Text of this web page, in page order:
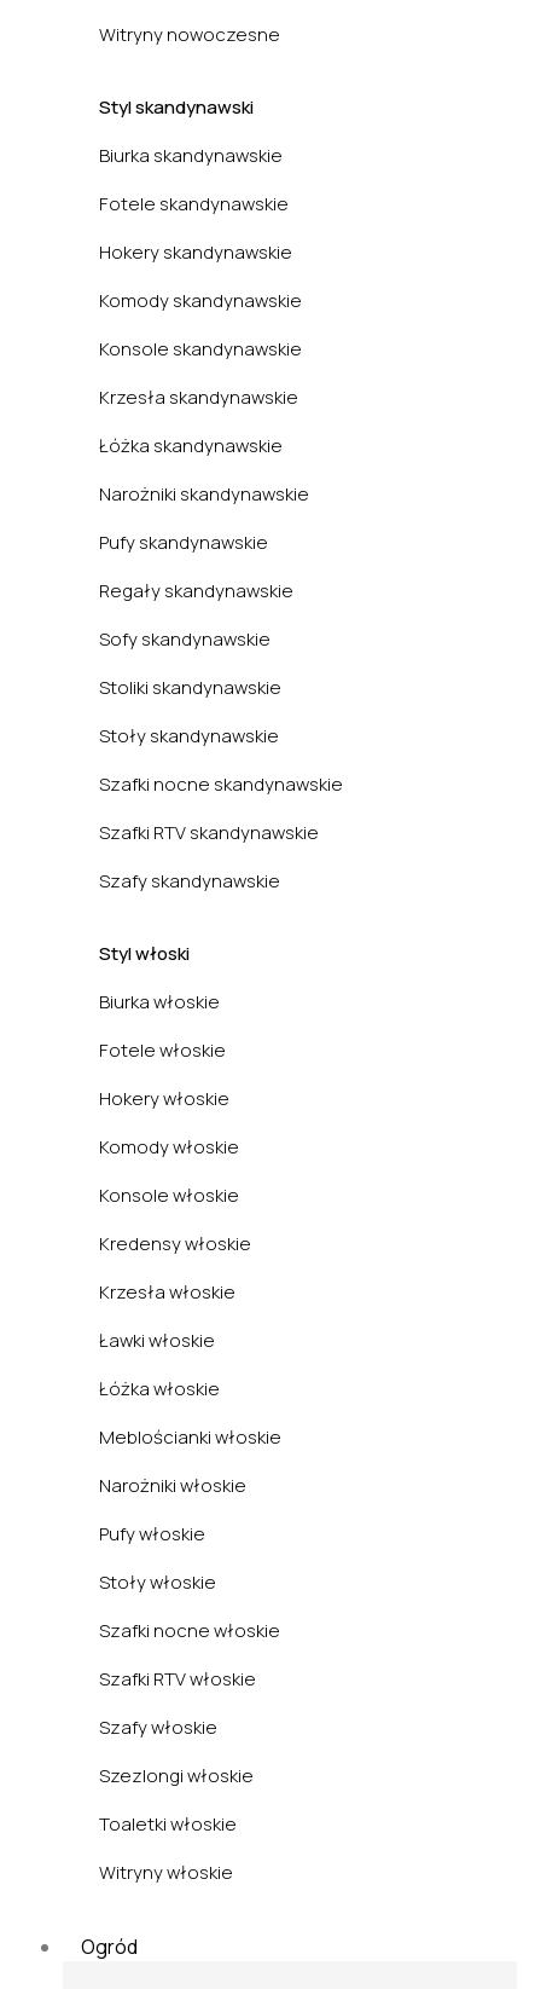
Witryny nowoczesne
Styl skandynawski
Biurka skandynawskie
Fotele skandynawskie
Hokery skandynawskie
Komody skandynawskie
Konsole skandynawskie
Krzesła skandynawskie
Łóżka skandynawskie
Narożniki skandynawskie
Pufy skandynawskie
Regały skandynawskie
Sofy skandynawskie
Stoliki skandynawskie
Stoły skandynawskie
Szafki nocne skandynawskie
Szafki RTV skandynawskie
Szafy skandynawskie
Styl włoski
Biurka włoskie
Fotele włoskie
Hokery włoskie
Komody włoskie
Konsole włoskie
Kredensy włoskie
Krzesła włoskie
Ławki włoskie
Łóżka włoskie
Meblościanki włoskie
Narożniki włoskie
Pufy włoskie
Stoły włoskie
Szafki nocne włoskie
Szafki RTV włoskie
Szafy włoskie
Szezlongi włoskie
Toaletki włoskie
Witryny włoskie
Ogród